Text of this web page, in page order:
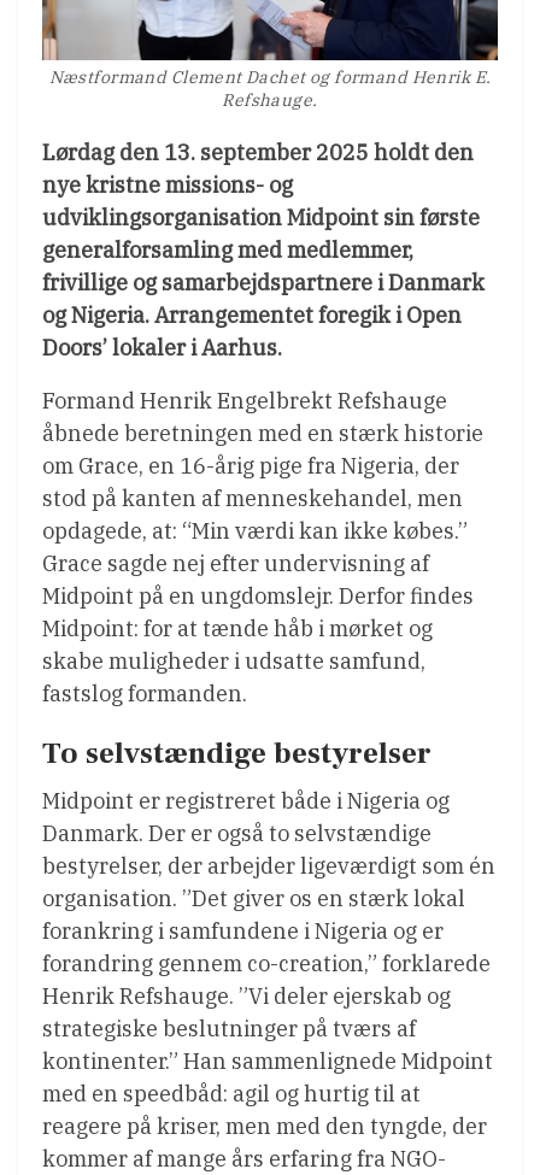
Næstformand Clement Dachet og formand Henrik E.
Refshauge.
Lørdag den 13. september 2025 holdt den
nye kristne missions- og
udviklingsorganisation Midpoint sin første
generalforsamling med medlemmer,
frivillige og samarbejdspartnere i Danmark
og Nigeria. Arrangementet foregik i Open
Doors’ lokaler i Aarhus.
Formand Henrik Engelbrekt Refshauge
åbnede beretningen med en stærk historie
om Grace, en 16-årig pige fra Nigeria, der
stod på kanten af menneskehandel, men
opdagede, at: “Min værdi kan ikke købes.”
Grace sagde nej efter undervisning af
Midpoint på en ungdomslejr. Derfor findes
Midpoint: for at tænde håb i mørket og
skabe muligheder i udsatte samfund,
fastslog formanden.
To selvstændige bestyrelser
Midpoint er registreret både i Nigeria og
Danmark. Der er også to selvstændige
bestyrelser, der arbejder ligeværdigt som én
organisation. ”Det giver os en stærk lokal
forankring i samfundene i Nigeria og er
forandring gennem co-creation,” forklarede
Henrik Refshauge. ”Vi deler ejerskab og
strategiske beslutninger på tværs af
kontinenter.” Han sammenlignede Midpoint
med en speedbåd: agil og hurtig til at
reagere på kriser, men med den tyngde, der
kommer af mange års erfaring fra NGO-